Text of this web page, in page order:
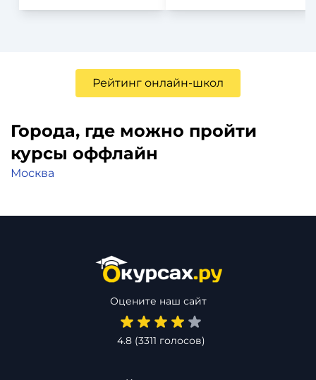
Рейтинг онлайн-школ
Города, где можно пройти
курсы оффлайн
Москва
Оцените наш сайт
4.8(3311 голосов)